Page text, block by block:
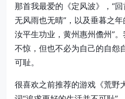
那首我最爱的《定风波》，“
无风雨也无晴”，以及垂暮之
汝平生功业，黄州惠州儋州”
不惊，但也不必为自己的自怨
可耻。
很喜欢之前推荐的游戏《荒野